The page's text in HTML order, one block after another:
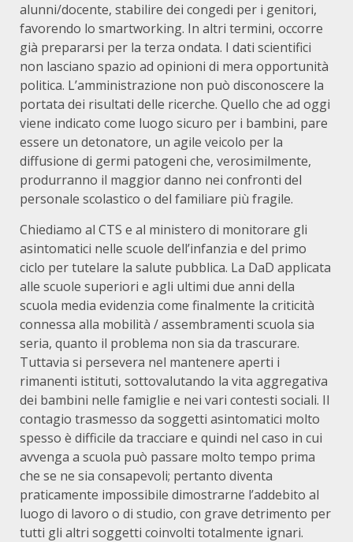
alunni/docente, stabilire dei congedi per i genitori,
favorendo lo smartworking. In altri termini, occorre
già prepararsi per la terza ondata. I dati scientifici
non lasciano spazio ad opinioni di mera opportunità
politica. L’amministrazione non può disconoscere la
portata dei risultati delle ricerche. Quello che ad oggi
viene indicato come luogo sicuro per i bambini, pare
essere un detonatore, un agile veicolo per la
diffusione di germi patogeni che, verosimilmente,
produrranno il maggior danno nei confronti del
personale scolastico o del familiare più fragile.
Chiediamo al CTS e al ministero di monitorare gli
asintomatici nelle scuole dell’infanzia e del primo
ciclo per tutelare la salute pubblica. La DaD applicata
alle scuole superiori e agli ultimi due anni della
scuola media evidenzia come finalmente la criticità
connessa alla mobilità / assembramenti scuola sia
seria, quanto il problema non sia da trascurare.
Tuttavia si persevera nel mantenere aperti i
rimanenti istituti, sottovalutando la vita aggregativa
dei bambini nelle famiglie e nei vari contesti sociali. Il
contagio trasmesso da soggetti asintomatici molto
spesso è difficile da tracciare e quindi nel caso in cui
avvenga a scuola può passare molto tempo prima
che se ne sia consapevoli; pertanto diventa
praticamente impossibile dimostrarne l’addebito al
luogo di lavoro o di studio, con grave detrimento per
tutti gli altri soggetti coinvolti totalmente ignari.